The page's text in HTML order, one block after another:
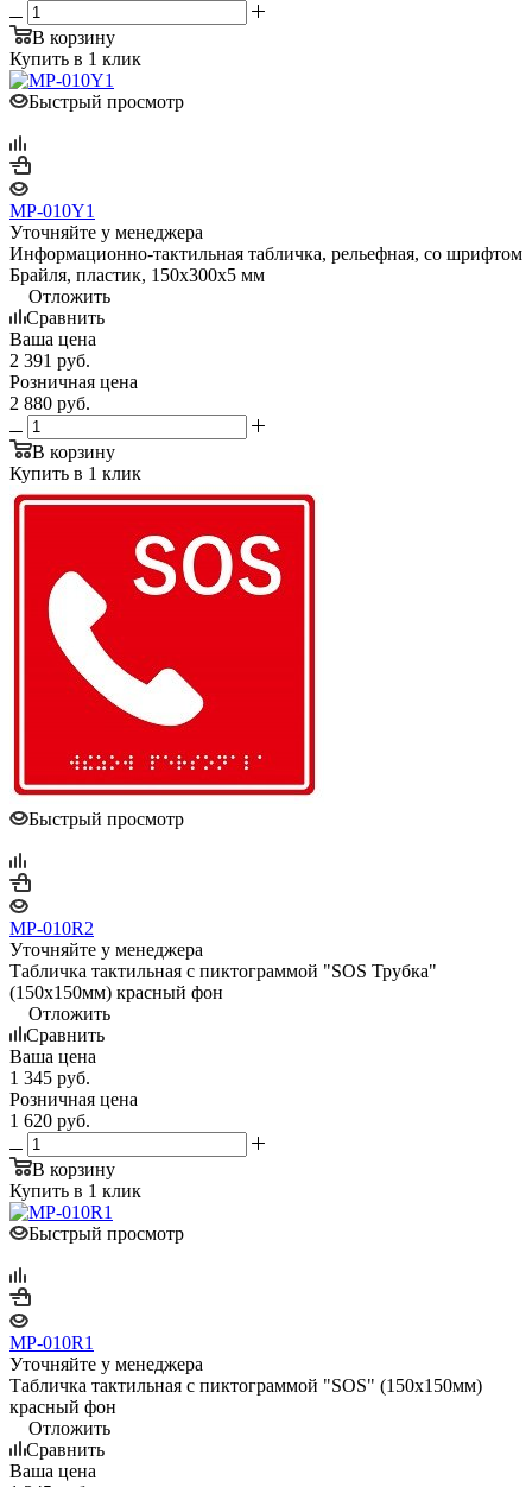
В корзину
Купить в 1 клик
Быстрый просмотр
MP-010Y1
Уточняйте у менеджера
Информационно-тактильная табличка, рельефная, со шрифтом
Брайля, пластик, 150х300х5 мм
Отложить
Сравнить
Ваша цена
2 391 руб.
Розничная цена
2 880 руб.
В корзину
Купить в 1 клик
Быстрый просмотр
MP-010R2
Уточняйте у менеджера
Табличка тактильная с пиктограммой "SOS Трубка"
(150x150мм) красный фон
Отложить
Сравнить
Ваша цена
1 345 руб.
Розничная цена
1 620 руб.
В корзину
Купить в 1 клик
Быстрый просмотр
MP-010R1
Уточняйте у менеджера
Табличка тактильная с пиктограммой "SOS" (150x150мм)
красный фон
Отложить
Сравнить
Ваша цена